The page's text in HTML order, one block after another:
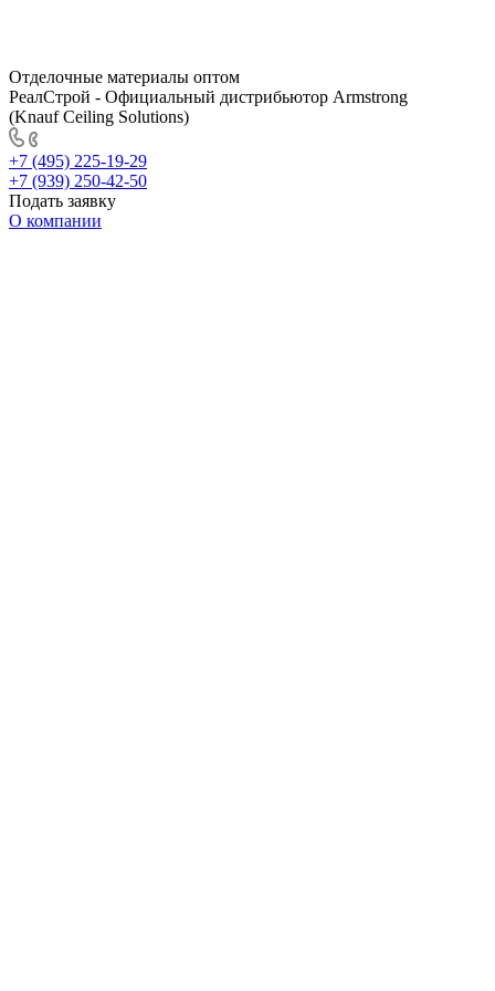
Отделочные материалы оптом
РеалСтрой - Официальный дистрибьютор Armstrong
(Knauf Ceiling Solutions)
+7 (495) 225-19-29
+7 (939) 250-42-50
Подать заявку
О компании